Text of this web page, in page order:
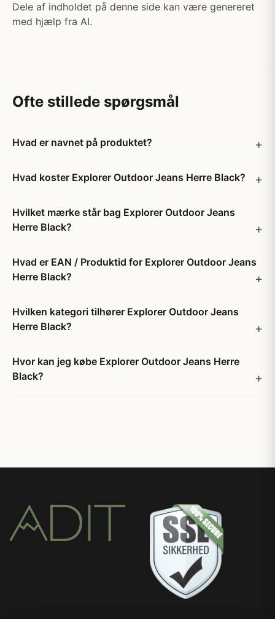
Dele af indholdet på denne side kan være genereret
med hjælp fra AI.
Ofte stillede spørgsmål
Hvad er navnet på produktet?
Hvad koster Explorer Outdoor Jeans Herre Black?
Hvilket mærke står bag Explorer Outdoor Jeans
Herre Black?
Hvad er EAN / Produktid for Explorer Outdoor Jeans
Herre Black?
Hvilken kategori tilhører Explorer Outdoor Jeans
Herre Black?
Hvor kan jeg købe Explorer Outdoor Jeans Herre
Black?